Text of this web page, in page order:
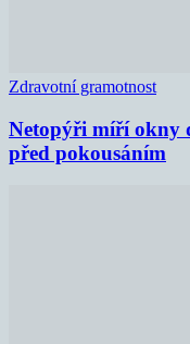
Zdravotní gramotnost
Netopýři míří okny
před pokousáním